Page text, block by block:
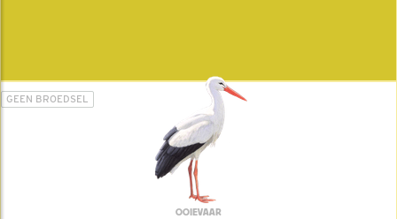
GEEN BROEDSEL
OOIEVAAR